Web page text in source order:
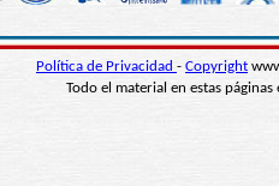
Política de Privacidad - Copyright
Todo el material en estas